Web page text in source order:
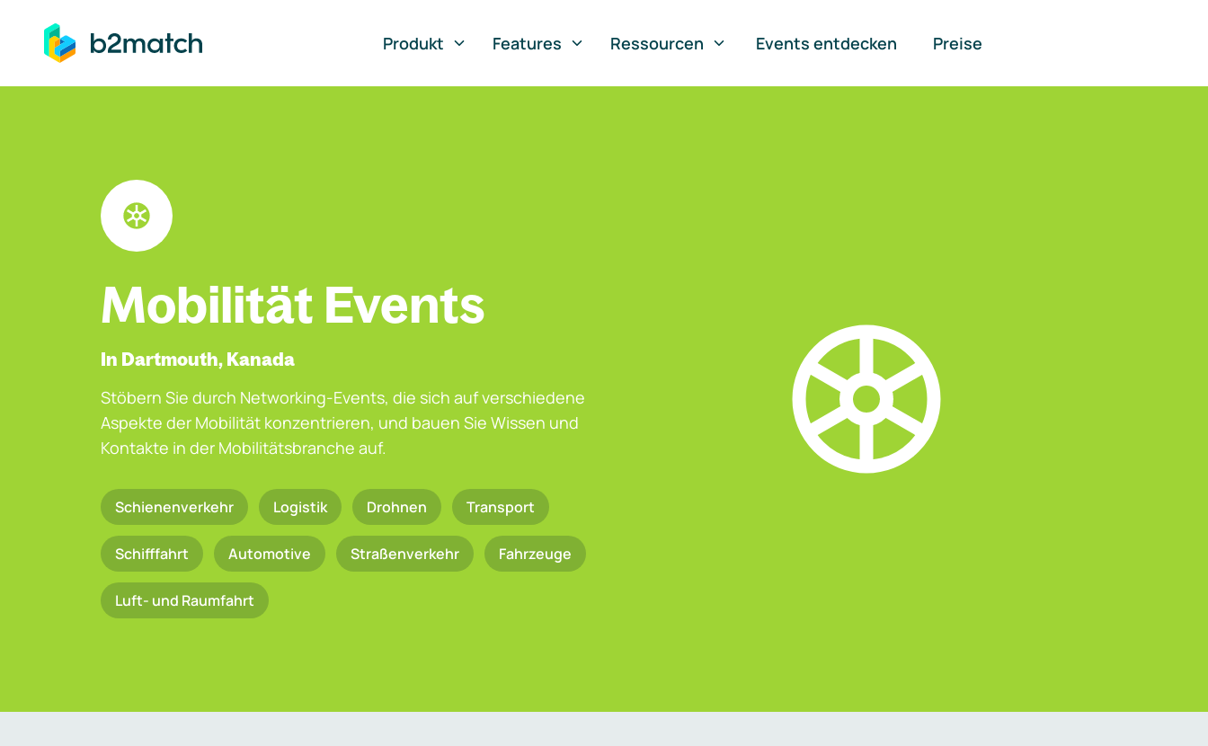
springen
Produkt
Features Ressourcen Events entdecken Preise
Mobilität Events
In Dartmouth, Kanada
Stöbern Sie durch Networking-Events, die sich auf verschiedene
Aspekte der Mobilität konzentrieren, und bauen Sie Wissen und
Kontakte in der Mobilitätsbranche auf.
Schienenverkehr Logistik Drohnen Transport
Schifffahrt Automotive Straßenverkehr Fahrzeuge
Luft- und Raumfahrt